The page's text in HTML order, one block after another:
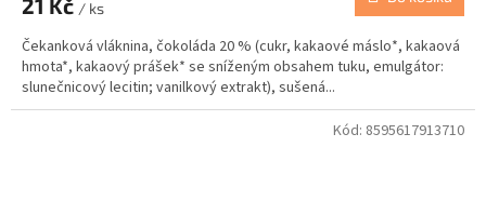
21 Kč / ks
Čekanková vláknina, čokoláda 20 % (cukr, kakaové máslo*, kakaová
hmota*, kakaový prášek* se sníženým obsahem tuku, emulgátor:
slunečnicový lecitin; vanilkový extrakt), sušená...
Kód: 8595617913710